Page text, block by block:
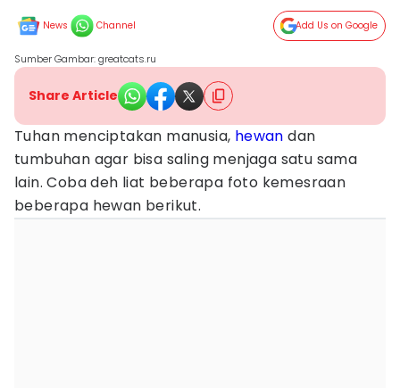
News Channel Add Us on Google
Sumber Gambar: greatcats.ru
Share Article
Tuhan menciptakan manusia, hewan dan
tumbuhan agar bisa saling menjaga satu sama
lain. Coba deh liat beberapa foto kemesraan
beberapa hewan berikut.